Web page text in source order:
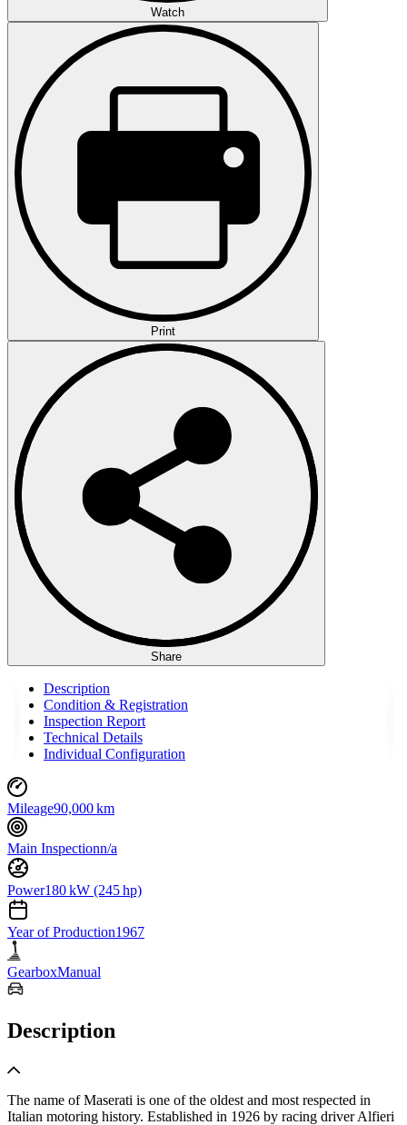
Watch
Print
Share
Description
Condition & Registration
Inspection Report
Technical Details
Individual Configuration
Mileage90,000 km
Main Inspectionn/a
Power180 kW (245 hp)
Year of Production1967
GearboxManual
Description
The name of Maserati is one of the oldest and most respected in
Italian motoring history. Established in 1926 by racing driver Alfieri